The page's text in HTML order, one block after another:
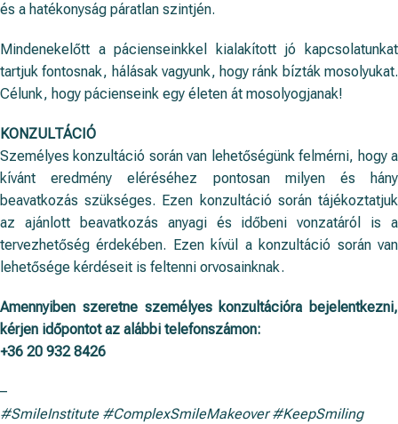
és a hatékonyság páratlan szintjén.
Mindenekelőtt a pácienseinkkel kialakított jó kapcsolatunkat
tartjuk fontosnak, hálásak vagyunk, hogy ránk bízták mosolyukat.
Célunk, hogy pácienseink egy életen át mosolyogjanak!
KONZULTÁCIÓ
Személyes konzultáció során van lehetőségünk felmérni, hogy a
kívánt eredmény eléréséhez pontosan milyen és hány
beavatkozás szükséges. Ezen konzultáció során tájékoztatjuk
az ajánlott beavatkozás anyagi és időbeni vonzatáról is a
tervezhetőség érdekében. Ezen kívül a konzultáció során van
lehetősége kérdéseit is feltenni orvosainknak.
Amennyiben szeretne személyes konzultációra bejelentkezni,
kérjen időpontot az alábbi telefonszámon:
+36 20 932 8426
–
#SmileInstitute #ComplexSmileMakeover #KeepSmiling